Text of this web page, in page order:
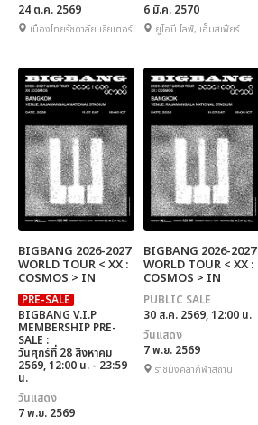
24 ต.ค. 2569
เมืองไทยรัชดาลัย เธียเตอร์
6 มี.ค. 2570
ยูโอบี ไลฟ์, เอ็มสเฟียร์
BIGBANG 2026-2027
WORLD TOUR < XX :
COSMOS > IN
BANGKOK
PRE-SALE
BIGBANG V.I.P
MEMBERSHIP PRE-
SALE :
วันศุกร์ที่ 28 สิงหาคม
2569, 12:00 น. - 23:59
น.
วันแสดง
7 พ.ย. 2569
BIGBANG 2026-2027
WORLD TOUR < XX :
COSMOS > IN
BANGKOK
PUBLIC SALE
30 ส.ค. 2569, 12:00 น.
วันแสดง
7 พ.ย. 2569
ราชมังคลากีฬาสถาน